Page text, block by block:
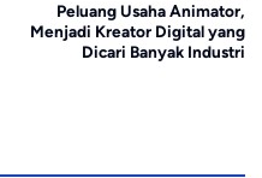
Peluang Usaha Animator,
Menjadi Kreator Digital yang
Dicari Banyak Industri